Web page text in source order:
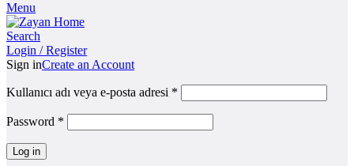
Menu
Search
Login / Register
Sign inCreate an Account
Kullanıcı adı veya e-posta adresi *
Password *
Log in